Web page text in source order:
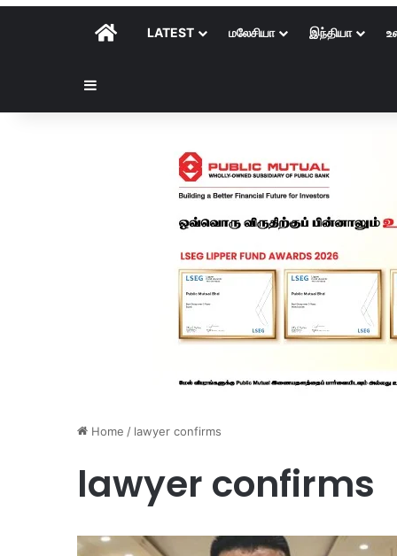
HOMELATEST மலேசியா இந்தியா
Home / lawyer confirms
lawyer confirms